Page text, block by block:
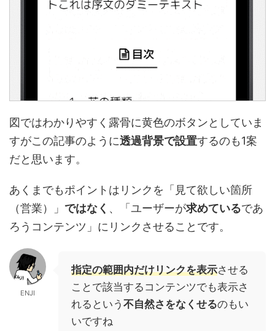
図ではわかりやすく露骨に黄色のボタンとしていま
すがこの記事のように透過背景で設置するのも1案
だと思います。
あくまでもポイントはリンクを「見て欲しい箇所
（営業）」 ではなく 、「ユーザーが求めているであ
ろうコンテンツ」にリンクさせることです。
ENJI
指定の範囲内だけリンクを表示させる
ことで該当するコンテンツでも表示さ
れるという 不自然さをなくせるのもい
いですね